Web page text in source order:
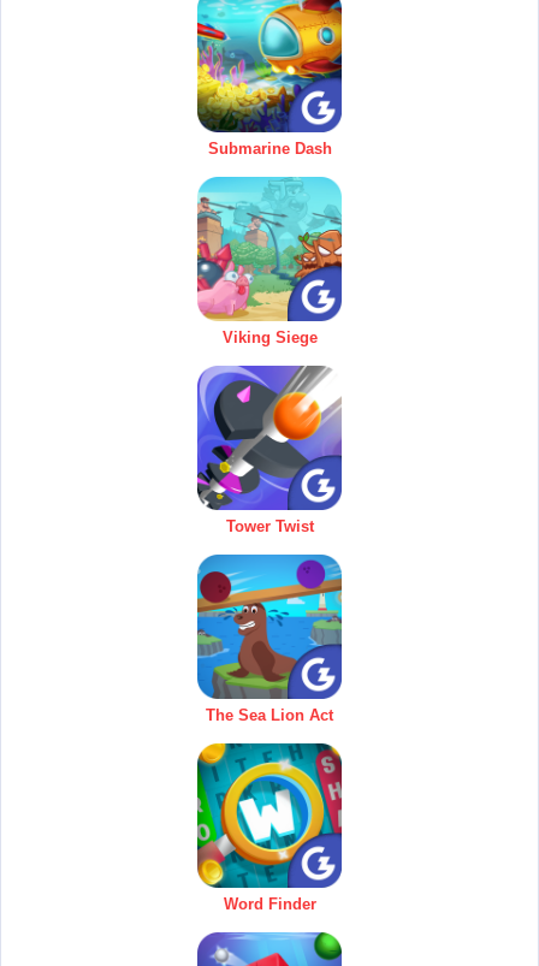
Submarine Dash
Viking Siege
Tower Twist
The Sea Lion Act
Word Finder